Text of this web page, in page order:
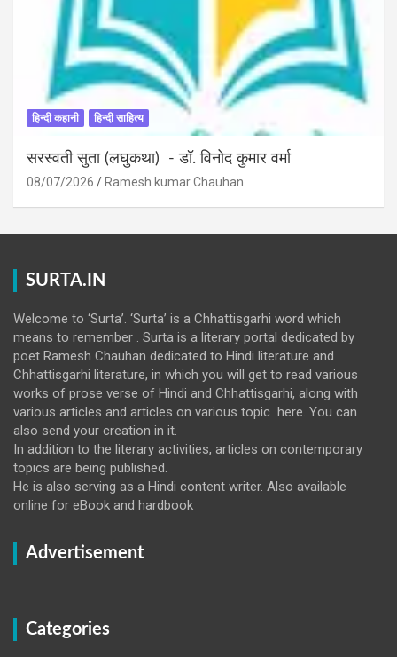
हिन्दी कहानी हिन्दी साहित्य
सरस्वती सुता (लघुकथा) ​- डॉ. विनोद कुमार वर्मा
08/07/2026 Ramesh kumar Chauhan
SURTA.IN
Welcome to ‘Surta’. ‘Surta’ is a Chhattisgarhi word which
means to remember . Surta is a literary portal dedicated by
poet Ramesh Chauhan dedicated to Hindi literature and
Chhattisgarhi literature, in which you will get to read various
works of prose verse of Hindi and Chhattisgarhi, along with
various articles and articles on various topic here. You can
also send your creation in it.
In addition to the literary activities, articles on contemporary
topics are being published.
He is also serving as a Hindi content writer. Also available
online for eBook and hardbook
Advertisement
Categories